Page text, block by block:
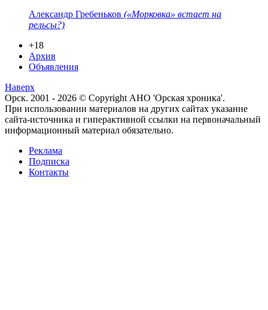
Александр Гребеньков («Морковка» встает на
рельсы?)
+18
Архив
Объявления
Наверх
Орск. 2001 - 2026 © Copyright АНО 'Орская хроника'.
При использовании материалов на других сайтах указание
сайта-источника и гиперактивной ссылки на первоначальный
информационный материал обязательно.
Реклама
Подписка
Контакты